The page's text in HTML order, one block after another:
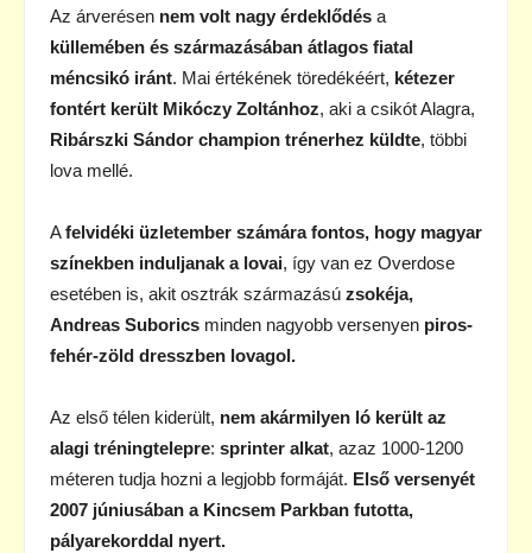
Az árverésen nem volt nagy érdeklődés a
küllemében és származásában átlagos fiatal
méncsikó iránt. Mai értékének töredékéért, kétezer
fontért került Mikóczy Zoltánhoz, aki a csikót Alagra,
Ribárszki Sándor champion trénerhez küldte, többi
lova mellé.
Afelvidéki üzletember számára fontos, hogy magyar
színekben induljanak a lovai, így van ez Overdose
esetében is, akit osztrák származású zsokéja,
Andreas Suborics minden nagyobb versenyen piros-
fehér-zöld dresszben lovagol.
Az első télen kiderült, nem akármilyen ló került az
alagi tréningtelepre: sprinter alkat, azaz 1000-1200
méteren tudja hozni a legjobb formáját. Első versenyét
2007 júniusában a Kincsem Parkban futotta,
pályarekorddal nyert.